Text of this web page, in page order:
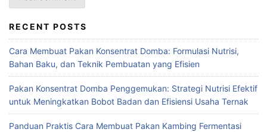
RECENT POSTS
Cara Membuat Pakan Konsentrat Domba: Formulasi Nutrisi,
Bahan Baku, dan Teknik Pembuatan yang Efisien
Pakan Konsentrat Domba Penggemukan: Strategi Nutrisi Efektif
untuk Meningkatkan Bobot Badan dan Efisiensi Usaha Ternak
Panduan Praktis Cara Membuat Pakan Kambing Fermentasi